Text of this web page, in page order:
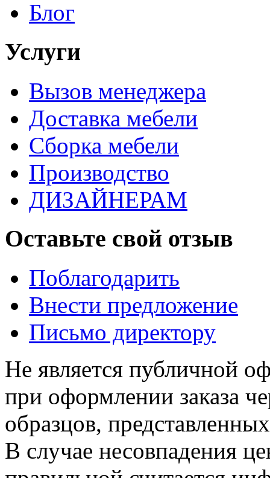
Блог
Услуги
Вызов менеджера
Доставка мебели
Сборка мебели
Производство
ДИЗАЙНЕРАМ
Оставьте свой отзыв
Поблагодарить
Внести предложение
Письмо директору
Не является публичной
при оформлении заказа
образцов,
В случае несовпадения